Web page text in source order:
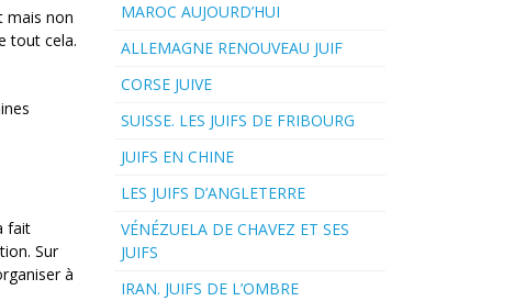
mais non
tout cela.
fait
Sur
à
MAROC AUJOURD’HUI
ALLEMAGNE RENOUVEAU JUIF
CORSE JUIVE
SUISSE. LES JUIFS DE FRIBOURG
JUIFS EN CHINE
LES JUIFS D’ANGLETERRE
VÉNÉZUELA DE CHAVEZ ET SES
JUIFS
IRAN. JUIFS DE L’OMBRE